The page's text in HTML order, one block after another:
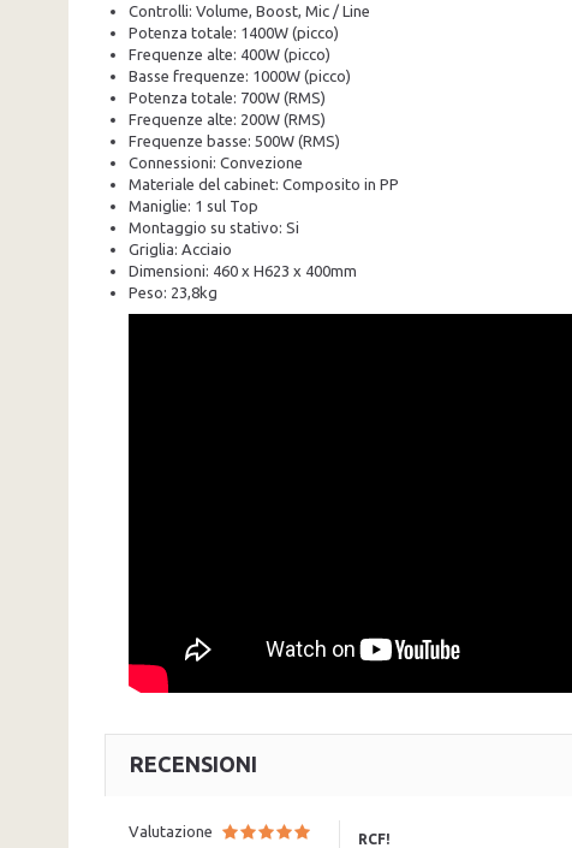
Controlli: Volume, Boost, Mic / Line
Potenza totale: 1400W (picco)
Frequenze alte: 400W (picco)
Basse frequenze: 1000W (picco)
Potenza totale: 700W (RMS)
Frequenze alte: 200W (RMS)
Frequenze basse: 500W (RMS)
Connessioni: Convezione
Materiale del cabinet: Composito in PP
Maniglie: 1 sul Top
Montaggio su stativo: Si
Griglia: Acciaio
Dimensioni: 460 x H623 x 400mm
Peso: 23,8kg
RECENSIONI
Valutazione
RCF!